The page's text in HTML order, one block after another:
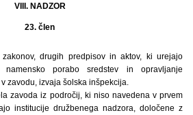
VIII. NADZOR
23. člen
drugih predpisov in aktov, ki urejajo
namensko porabo sredstev in opravljanje
zavodu, izvaja šolska inšpekcija.
zavoda iz področij, ki niso navedena v prvem
institucije družbenega nadzora, določene z